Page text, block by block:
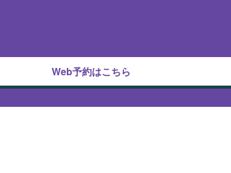
Web予約はこちら